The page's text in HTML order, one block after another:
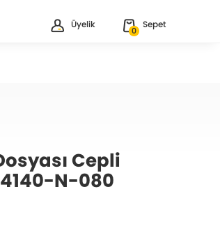
Üyelik
0
Sepet
Cepli
N-080